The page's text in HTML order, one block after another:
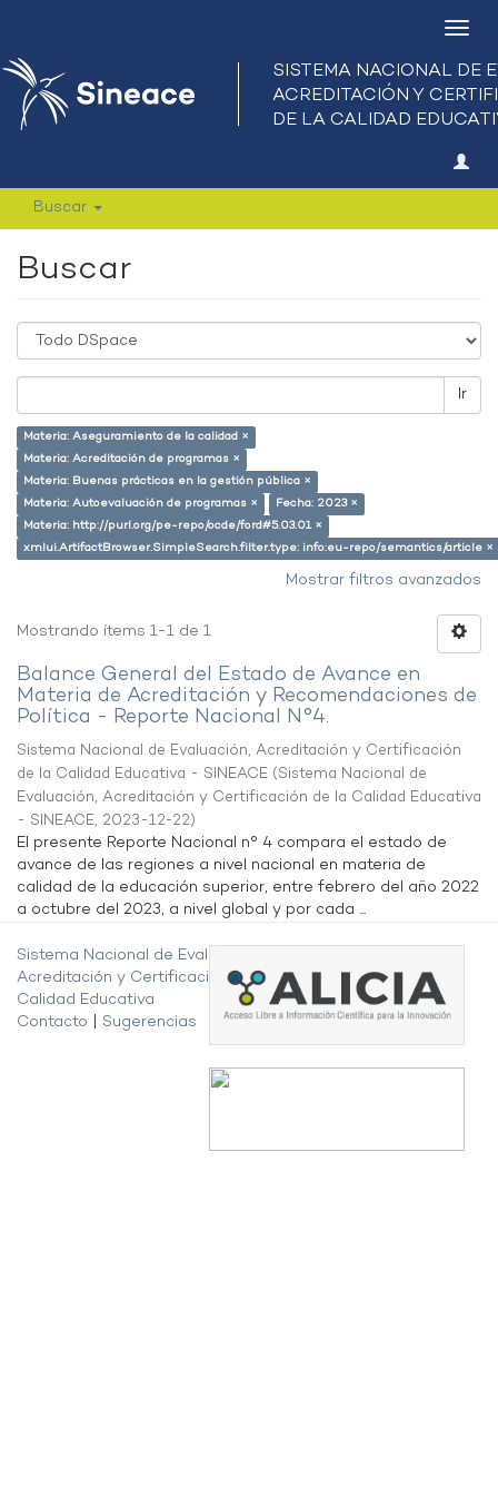
Buscar
Buscar
Ir
Materia: Aseguramiento de la calidad ×
Materia: Acreditación de programas ×
Materia: Buenas prácticas en la gestión pública ×
Materia: Autoevaluación de programas ×
Fecha: 2023 ×
Materia: http://purl.org/pe-repo/ocde/ford#5.03.01 ×
xmlui.ArtifactBrowser.SimpleSearch.filter.type: info:eu-repo/semantics/article ×
Mostrar filtros avanzados
Mostrando ítems 1-1 de 1
Balance General del Estado de Avance en
Materia de Acreditación y Recomendaciones de
Política - Reporte Nacional N°4.
Sistema Nacional de Evaluación, Acreditación y Certificación
de la Calidad Educativa - SINEACE (Sistema Nacional de
Evaluación, Acreditación y Certificación de la Calidad Educativa
- SINEACE, 2023-12-22)
El presente Reporte Nacional n° 4 compara el estado de
avance de las regiones a nivel nacional en materia de
calidad de la educación superior, entre febrero del año 2022
a octubre del 2023, a nivel global y por cada ...
Sistema Nacional de Evaluación,
Acreditación y Certificación de la
Calidad Educativa
Contacto
Sugerencias